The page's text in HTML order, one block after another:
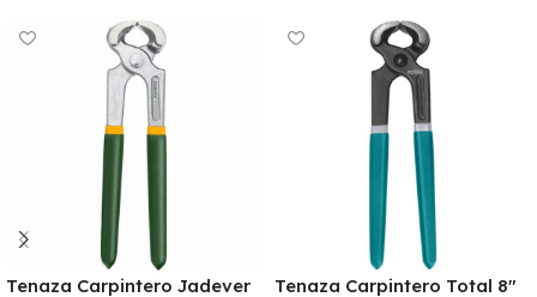
Tenaza Carpintero Jadever
Tenaza Carpintero Total 8″